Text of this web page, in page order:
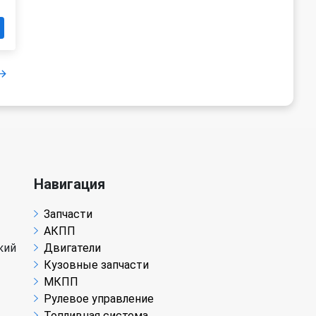
Навигация
Запчасти
АКПП
Двигатели
Кузовные запчасти
МКПП
Рулевое управление